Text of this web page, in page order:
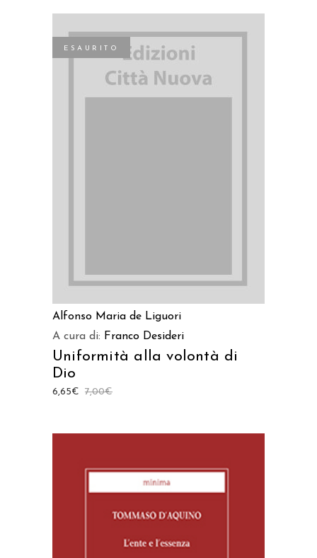
ESAURITO
Alfonso Maria de Liguori
A cura di: Franco Desideri
Uniformità alla volontà di
Dio
7,00€
6,65€